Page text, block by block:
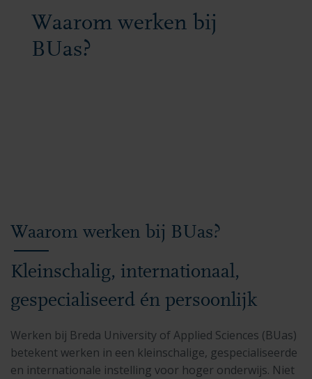
Waarom werken bij
BUas?
Waarom werken bij BUas?
Kleinschalig, internationaal,
gespecialiseerd én persoonlijk
Werken bij Breda University of Applied Sciences (BUas)
betekent werken in een kleinschalige, gespecialiseerde
en internationale instelling voor hoger onderwijs. Niet